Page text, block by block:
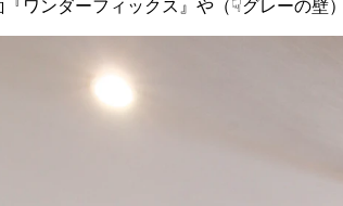
ワンダーフィックス』や（☟グレーの壁）